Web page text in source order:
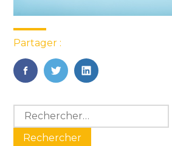
Partager :
FaceBook
TwitterLinkedIn
Blog
sidebar
Rechercher :